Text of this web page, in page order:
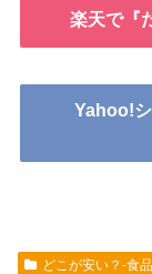
楽天で『
Yahoo!
どこが安い？-食